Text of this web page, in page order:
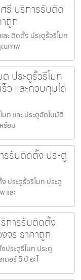
รี บริการรับติด
ถูก
ะ ติดตั้ง ประตูรั้วรีโมท
ณภาพ
ประตูรั้วรีโมท
ว และควบคุมได้
ท และ ประตูอัตโนมัติ
รือม
รรับติดตั้ง ประตู
ประตูรั้วรีโมท ประตู
และ
การรับติดตั้ง
จร ราคาถูก
ประตูรีโมท ประตู
อร์ 5 ปี อะไ